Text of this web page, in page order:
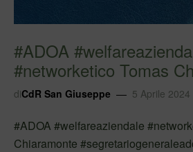
#ADOA #welfareaziendale
#networketico Tomas Chiaramonte
#segretariogeneral…
diCdR San Giuseppe 5 Aprile 2024
#ADOA #welfareaziendale
Chiaramonte